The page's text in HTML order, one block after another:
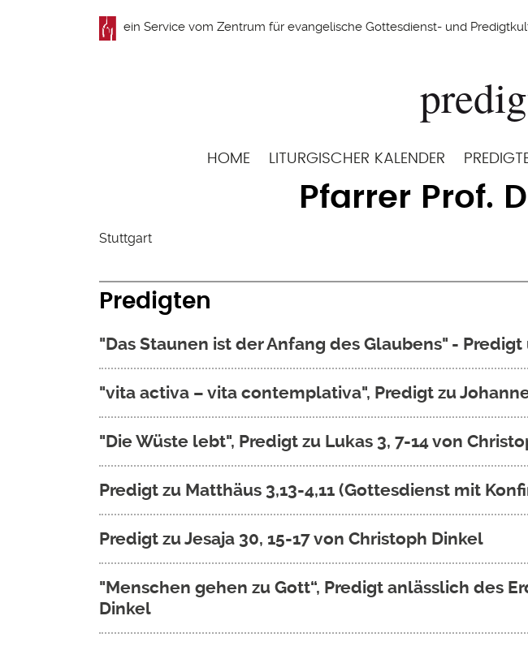
ein Service vom Zentrum für evangelische Gottesdienst- und
Hauptnavigation
HOME LITURGISCHER KALENDER
Pfarrer Prof.
Stuttgart
Predigten
"Das Staunen ist der Anfang des Glaubens" -
"vita activa – vita contemplativa", Predigt zu
"Die Wüste lebt", Predigt zu Lukas 3, 7-14 von
Predigt zu Matthäus 3,13-4,11 (Gottesdienst mit
Predigt zu Jesaja 30, 15-17 von Christoph Dinkel
"Menschen gehen zu Gott“, Predigt anlässlich des
Dinkel